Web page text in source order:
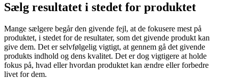
Sælg resultatet i stedet for produktet
Mange sælgere begår den givende fejl, at de fokusere mest på
produktet, i stedet for de resultater, som det givende produkt kan
give dem. Det er selvfølgelig vigtigt, at gennem gå det givende
produkts indhold og dens kvalitet. Det er dog vigtigere at holde
fokus på, hvad eller hvordan produktet kan ændre eller forbedre
livet for dem.